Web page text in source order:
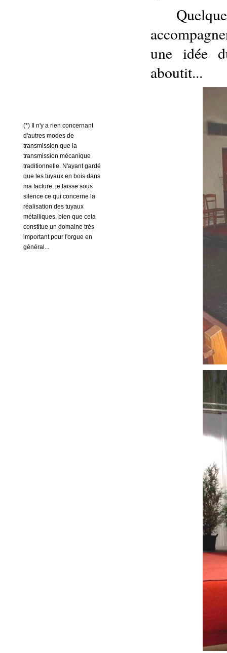
une idée
aboutit...
(*) Il n'y a rien concernant
d'autres modes de
transmission que la
transmission mécanique
traditionnelle. N'ayant gardé
que les tuyaux en bois dans
ma facture, je laisse sous
silence ce qui concerne la
réalisation des tuyaux
métalliques, bien que cela
constitue un domaine très
important pour l'orgue en
général...